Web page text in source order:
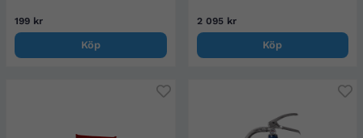
199 kr
Köp
2 095 kr
Köp